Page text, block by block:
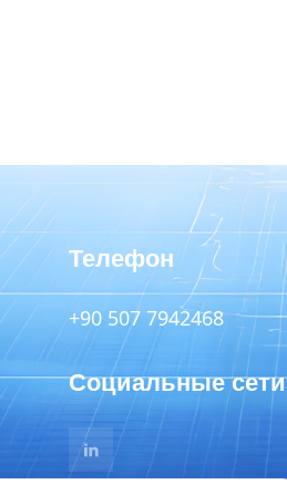
Телефон
+90 507 7942468
Социальные сети